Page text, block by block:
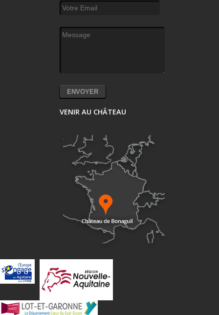
Votre Email
Message
VENIR AU CHÂTEAU